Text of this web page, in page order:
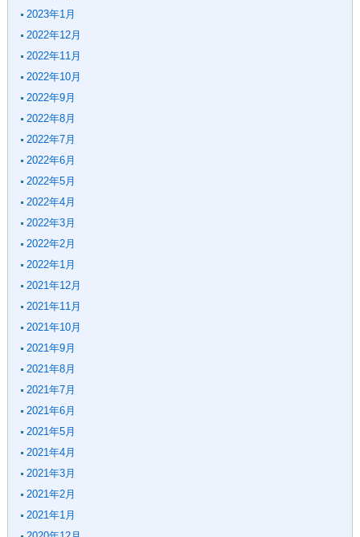
2023年1月
2022年12月
2022年11月
2022年10月
2022年9月
2022年8月
2022年7月
2022年6月
2022年5月
2022年4月
2022年3月
2022年2月
2022年1月
2021年12月
2021年11月
2021年10月
2021年9月
2021年8月
2021年7月
2021年6月
2021年5月
2021年4月
2021年3月
2021年2月
2021年1月